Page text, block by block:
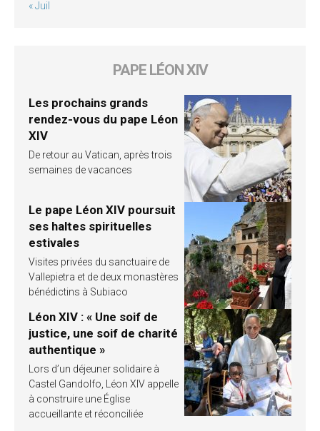
« Juil
PAPE LÉON XIV
Les prochains grands
rendez-vous du pape Léon
XIV
De retour au Vatican, après trois
semaines de vacances
Le pape Léon XIV poursuit
ses haltes spirituelles
estivales
Visites privées du sanctuaire de
Vallepietra et de deux monastères
bénédictins à Subiaco
Léon XIV : « Une soif de
justice, une soif de charité
authentique »
Lors d’un déjeuner solidaire à
Castel Gandolfo, Léon XIV appelle
à construire une Église
accueillante et réconciliée